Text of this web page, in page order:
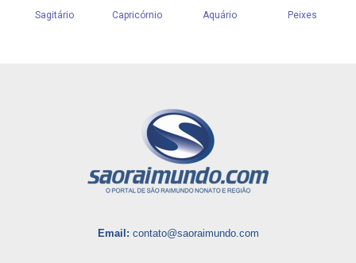
Email: contato@saoraimundo.com